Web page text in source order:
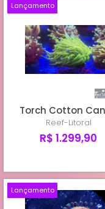
Lançamento
Torch Cotton
Reef-Litoral
R$ 1.299,90
Lançamento